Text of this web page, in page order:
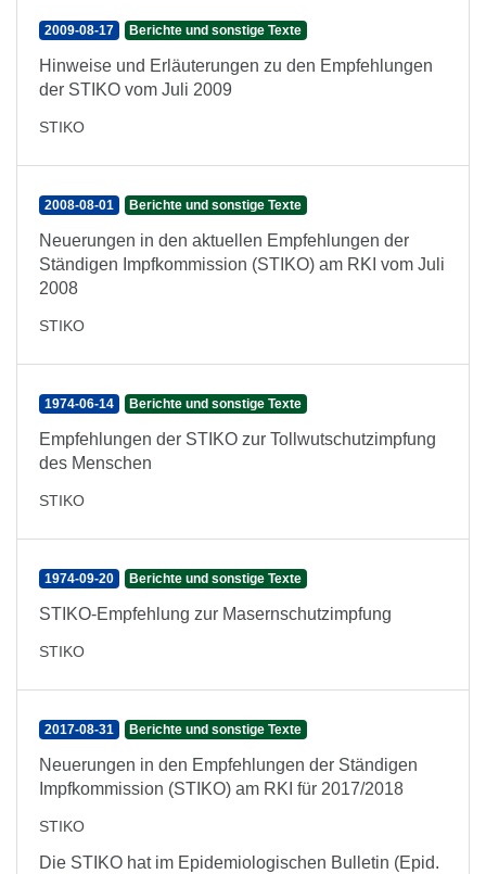
2009-08-17 Berichte und sonstige Texte
Hinweise und Erläuterungen zu den Empfehlungen
der STIKO vom Juli 2009
STIKO
2008-08-01 Berichte und sonstige Texte
Neuerungen in den aktuellen Empfehlungen der
Ständigen Impfkommission (STIKO) am RKI vom Juli
2008
STIKO
1974-06-14 Berichte und sonstige Texte
Empfehlungen der STIKO zur Tollwutschutzimpfung
des Menschen
STIKO
1974-09-20 Berichte und sonstige Texte
STIKO-Empfehlung zur Masernschutzimpfung
STIKO
2017-08-31 Berichte und sonstige Texte
Neuerungen in den Empfehlungen der Ständigen
Impfkommission (STIKO) am RKI für 2017/2018
STIKO
Die STIKO hat im Epidemiologischen Bulletin (Epid.